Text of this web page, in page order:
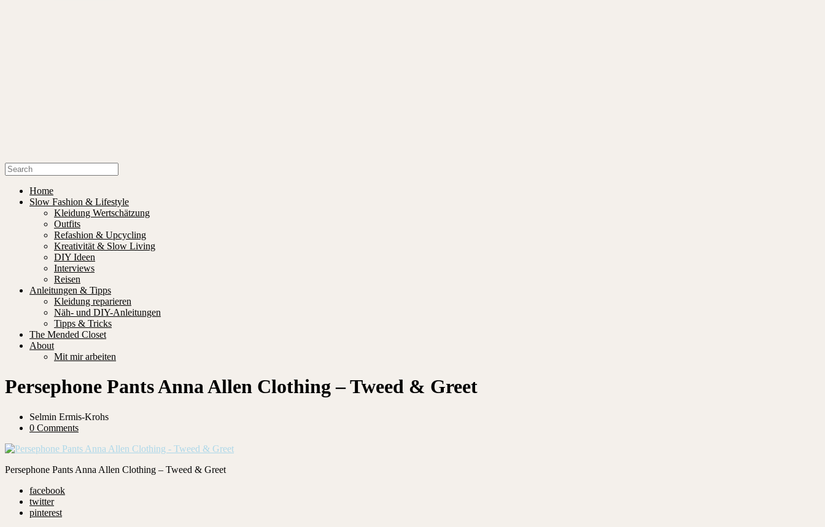
Home
Slow Fashion & Lifestyle
Kleidung Wertschätzung
Outfits
Refashion & Upcycling
Kreativität & Slow Living
DIY Ideen
Interviews
Reisen
Anleitungen & Tipps
Kleidung reparieren
Näh- und DIY-Anleitungen
Tipps & Tricks
The Mended Closet
About
Mit mir arbeiten
Persephone Pants Anna Allen Clothing – Tweed & Greet
Selmin Ermis-Krohs
0 Comments
Persephone Pants Anna Allen Clothing – Tweed & Greet
facebook
twitter
pinterest